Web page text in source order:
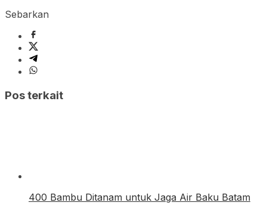
Sebarkan
Pos terkait
400 Bambu Ditanam untuk Jaga Air Baku Batam